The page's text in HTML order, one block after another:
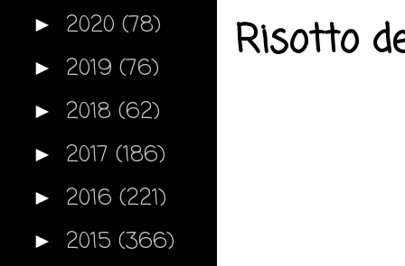
Risotto
► 2020 (78)
► 2019 (76)
► 2018 (62)
► 2017 (186)
► 2016 (221)
► 2015 (366)